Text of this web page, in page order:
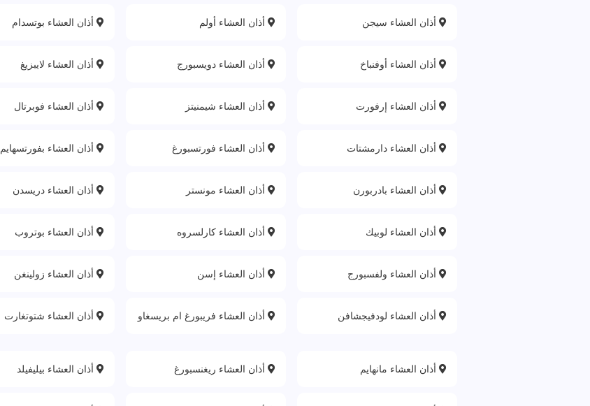
أذان العشاء سيجن أذان العشاء أولم أذان العشاء بوتسدام
أذان العشاء أوفنباخ أذان العشاء دويسبورج أذان العشاء لايبزيغ
أذان العشاء إرفورت أذان العشاء شيمنيتز أذان العشاء فوبرتال
أذان العشاء دارمشتات أذان العشاء فورتسبورغ أذان العشاء بفورتسهايم
أذان العشاء بادربورن أذان العشاء مونستر أذان العشاء دريسدن
أذان العشاء لوبيك أذان العشاء كارلسروه أذان العشاء بوتروب
أذان العشاء ولفسبورج أذان العشاء إسن أذان العشاء زولينغن
أذان العشاء لودفيجشافن أذان العشاء فريبورغ ام بريسغاو أذان العشاء شتوتغارت
أذان العشاء مانهايم أذان العشاء ريغنسبورغ أذان العشاء بيليفيلد